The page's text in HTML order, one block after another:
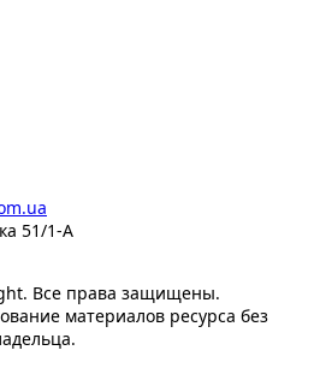
51/1-А
Все права защищены.
материалов ресурса без